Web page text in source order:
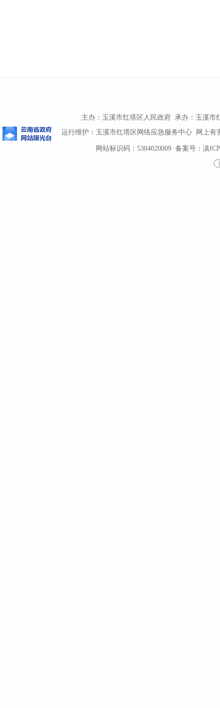
主办：玉溪市红塔区人民政府 承办：玉溪市
运行维护：玉溪市红塔区网络应急服务中心 网上有
网站标识码：5304020009备案号：滇